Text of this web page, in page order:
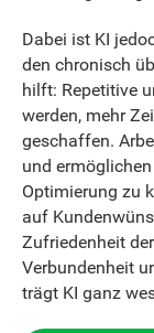
Dabei ist KI
den chronisch
hilft: Repetitive
werden, mehr
geschaffen.
und
Optimierung zu
auf
Zufriedenheit
Verbundenheit
trägt KI ganz